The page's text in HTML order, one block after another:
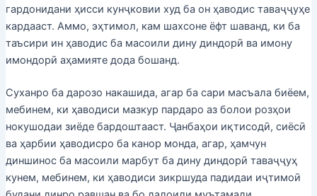
гардонидани ҳисси кунҷковии худ ба он ҳаводис таваҷҷуҳе
кардааст. Аммо, эҳтимол, кам шахсоне ёфт шаванд, ки ба
таъсири ин ҳаводис ба масоили дину диндорӣ ва имону
имондорӣ аҳамияте дода бошанд.
Суханро ба дарозо накашида, агар ба сари масъала биёем,
мебинем, ки ҳаводиси мазкур пардаро аз болои розҳои
нокушодаи зиёде бардоштааст. Ҷанбаҳои иқтисодӣ, сиёсӣ
ва ҳарбии ҳаводисро ба канор монда, агар, ҳамчун
диншинос ба масоили марбут ба дину диндорӣ таваҷҷуҳ
кунем, мебинем, ки ҳаводиси зикршуда падидаи иҷтимоӣ